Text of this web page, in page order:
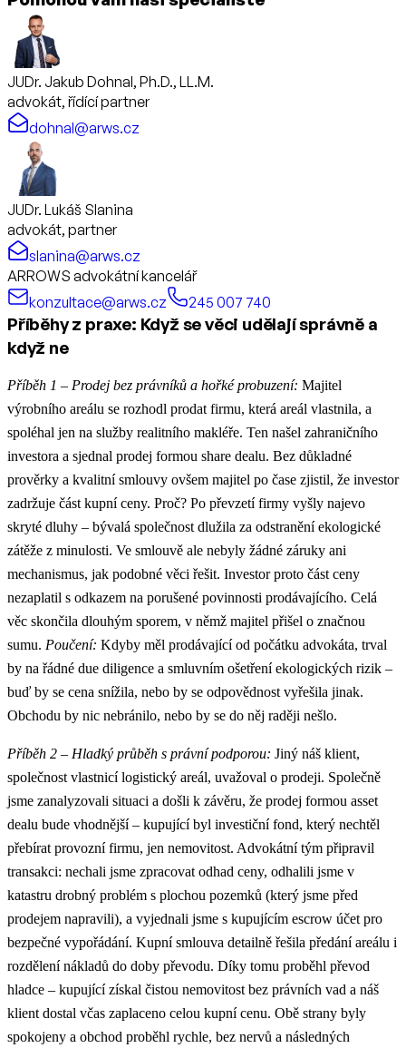
JUDr. Jakub Dohnal, Ph.D., LL.M.
advokát, řídící partner
dohnal@arws.cz
JUDr. Lukáš Slanina
advokát, partner
slanina@arws.cz
ARROWS advokátní kancelář
konzultace@arws.cz
245 007 740
Příběhy z praxe: Když se věci udělají správně a
když ne
Příběh 1 – Prodej bez právníků a hořké probuzení: Majitel
výrobního areálu se rozhodl prodat firmu, která areál vlastnila, a
spoléhal jen na služby realitního makléře. Ten našel zahraničního
investora a sjednal prodej formou share dealu. Bez důkladné
prověrky a kvalitní smlouvy ovšem majitel po čase zjistil, že investor
zadržuje část kupní ceny. Proč? Po převzetí firmy vyšly najevo
skryté dluhy – bývalá společnost dlužila za odstranění ekologické
zátěže z minulosti. Ve smlouvě ale nebyly žádné záruky ani
mechanismus, jak podobné věci řešit. Investor proto část ceny
nezaplatil s odkazem na porušené povinnosti prodávajícího. Celá
věc skončila dlouhým sporem, v němž majitel přišel o značnou
sumu. Poučení: Kdyby měl prodávající od počátku advokáta, trval
by na řádné due diligence a smluvním ošetření ekologických rizik –
buď by se cena snížila, nebo by se odpovědnost vyřešila jinak.
Obchodu by nic nebránilo, nebo by se do něj raději nešlo.
Příběh 2 – Hladký průběh s právní podporou: Jiný náš klient,
společnost vlastnicí logistický areál, uvažoval o prodeji. Společně
jsme zanalyzovali situaci a došli k závěru, že prodej formou asset
dealu bude vhodnější – kupující byl investiční fond, který nechtěl
přebírat provozní firmu, jen nemovitost. Advokátní tým připravil
transakci: nechali jsme zpracovat odhad ceny, odhalili jsme v
katastru drobný problém s plochou pozemků (který jsme před
prodejem napravili), a vyjednali jsme s kupujícím escrow účet pro
bezpečné vypořádání. Kupní smlouva detailně řešila předání areálu i
rozdělení nákladů do doby převodu. Díky tomu proběhl převod
hladce – kupující získal čistou nemovitost bez právních vad a náš
klient dostal včas zaplaceno celou kupní cenu. Obě strany byly
spokojeny a obchod proběhl rychle, bez nervů a následných